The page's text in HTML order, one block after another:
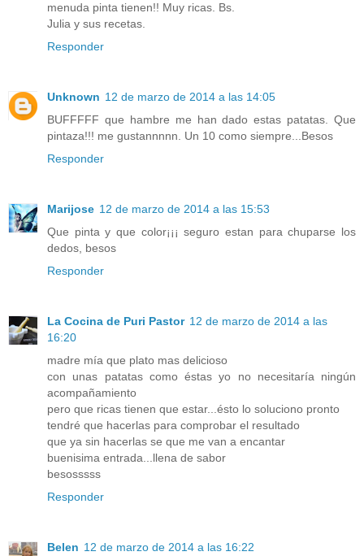
menuda pinta tienen!! Muy ricas. Bs.
Julia y sus recetas.
Responder
Unknown 12 de marzo de 2014 a las 14:05
BUFFFFF que hambre me han dado estas patatas. Que
pintaza!!! me gustannnnn. Un 10 como siempre...Besos
Responder
Marijose 12 de marzo de 2014 a las 15:53
Que pinta y que color¡¡¡ seguro estan para chuparse los
dedos, besos
Responder
La Cocina de Puri Pastor 12 de marzo de 2014 a las
16:20
madre mía que plato mas delicioso
con unas patatas como éstas yo no necesitaría ningún
acompañamiento
pero que ricas tienen que estar...ésto lo soluciono pronto
tendré que hacerlas para comprobar el resultado
que ya sin hacerlas se que me van a encantar
buenisima entrada...llena de sabor
besosssss
Responder
Belen 12 de marzo de 2014 a las 16:22